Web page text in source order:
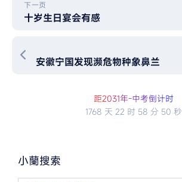
下一页
十岁生日宴会有感
安徽宁国发现濒危物种象鼻兰
距2031年-中考倒计时
1768 天 22 时 58 分 50 秒
小蘭搜索